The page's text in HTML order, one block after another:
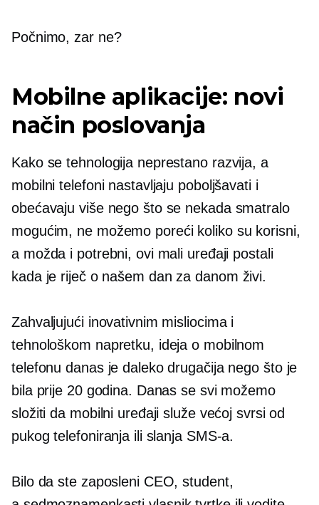
Počnimo, zar ne?
Mobilne aplikacije: novi
način poslovanja
Kako se tehnologija neprestano razvija, a
mobilni telefoni nastavljaju poboljšavati i
obećavaju više nego što se nekada smatralo
mogućim, ne možemo poreći koliko su korisni,
a možda i potrebni, ovi mali uređaji postali
kada je riječ o našem dan za danom živi.
Zahvaljujući inovativnim misliocima i
tehnološkom napretku, ideja o mobilnom
telefonu danas je daleko drugačija nego što je
bila prije 20 godina. Danas se svi možemo
složiti da mobilni uređaji služe većoj svrsi od
pukog telefoniranja ili slanja SMS-a.
Bilo da ste zaposleni CEO, student,